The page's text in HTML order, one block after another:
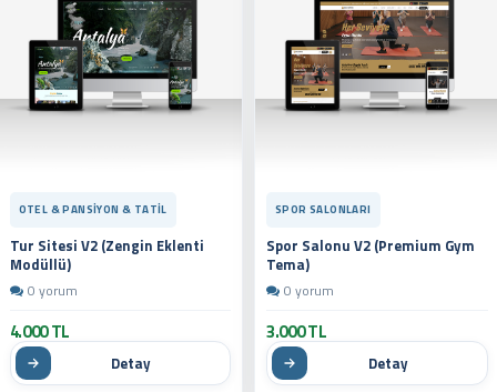
OTEL & PANSIYON & TATIL
Tur Sitesi V2 (Zengin Eklenti
Modüllü)
0 yorum
4.000 TL
Detay
SPOR SALONLARI
Spor Salonu V2 (Premium Gym
Tema)
0 yorum
3.000 TL
Detay